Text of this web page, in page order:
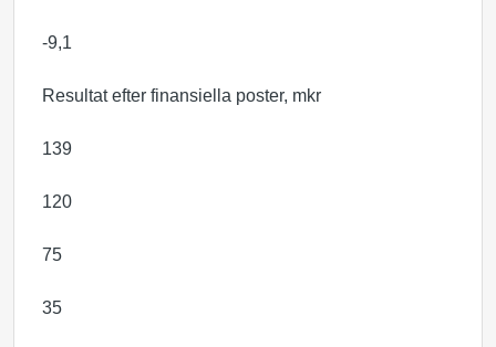
-9,1
Resultat efter finansiella poster, mkr
139
120
75
35